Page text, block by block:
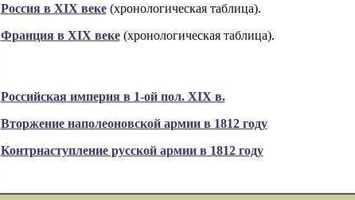
Россия в XIX веке(хронологическая таблица).
Франция в XIX веке(хронологическая таблица).
Российская империя в 1-ой пол. XIX в.
Вторжение наполеоновской армии в 1812 году
Контрнаступление русской армии в 1812 году